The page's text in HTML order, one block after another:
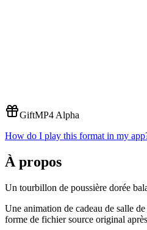
GiftMP4 Alpha
How do I play this format in my
À propos
Un tourbillon de poussière dorée
Une animation de cadeau de salle
forme de fichier source original